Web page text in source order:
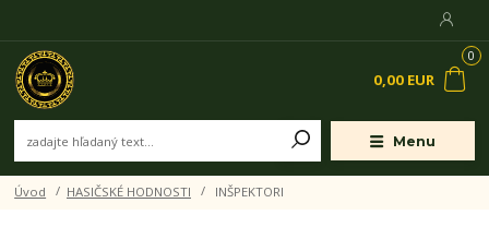
Menu
0
0,00 EUR
Úvod HASIČSKÉ HODNOSTI INŠPEKTORI